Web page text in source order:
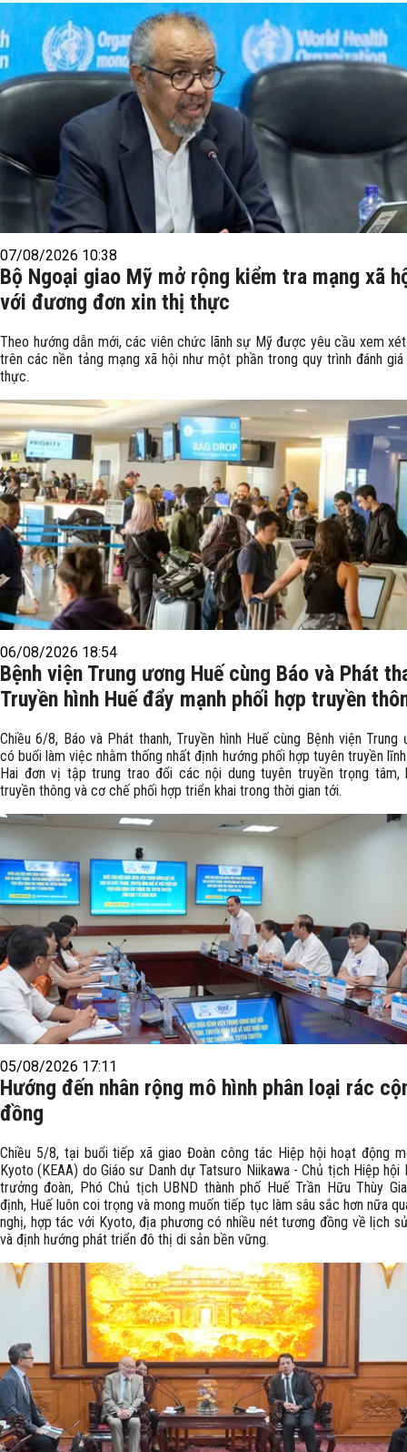
07/08/2026 10:38
Bộ Ngoại giao Mỹ mở rộng kiểm tra mạng xã
với đương đơn xin thị thực
Theo hướng dẫn mới, các viên chức lãnh sự Mỹ được yêu cầu xem
trên các nền tảng mạng xã hội như một phần trong quy trình đánh
thực.
06/08/2026 18:54
Bệnh viện Trung ương Huế cùng Báo và Phát
Truyền hình Huế đẩy mạnh phối hợp truyền
Chiều 6/8, Báo và Phát thanh, Truyền hình Huế cùng Bệnh viện Trung
có buổi làm việc nhằm thống nhất định hướng phối hợp tuyên truyền
Hai đơn vị tập trung trao đổi các nội dung tuyên truyền trọng tâm,
truyền thông và cơ chế phối hợp triển khai trong thời gian tới.
05/08/2026 17:11
Hướng đến nhân rộng mô hình phân loại rác
đồng
Chiều 5/8, tại buổi tiếp xã giao Đoàn công tác Hiệp hội hoạt động
Kyoto (KEAA) do Giáo sư Danh dự Tatsuro Niikawa - Chủ tịch Hiệp hội
trưởng đoàn, Phó Chủ tịch UBND thành phố Huế Trần Hữu Thùy
định, Huế luôn coi trọng và mong muốn tiếp tục làm sâu sắc hơn nữa
nghị, hợp tác với Kyoto, địa phương có nhiều nét tương đồng về lịch
và định hướng phát triển đô thị di sản bền vững.